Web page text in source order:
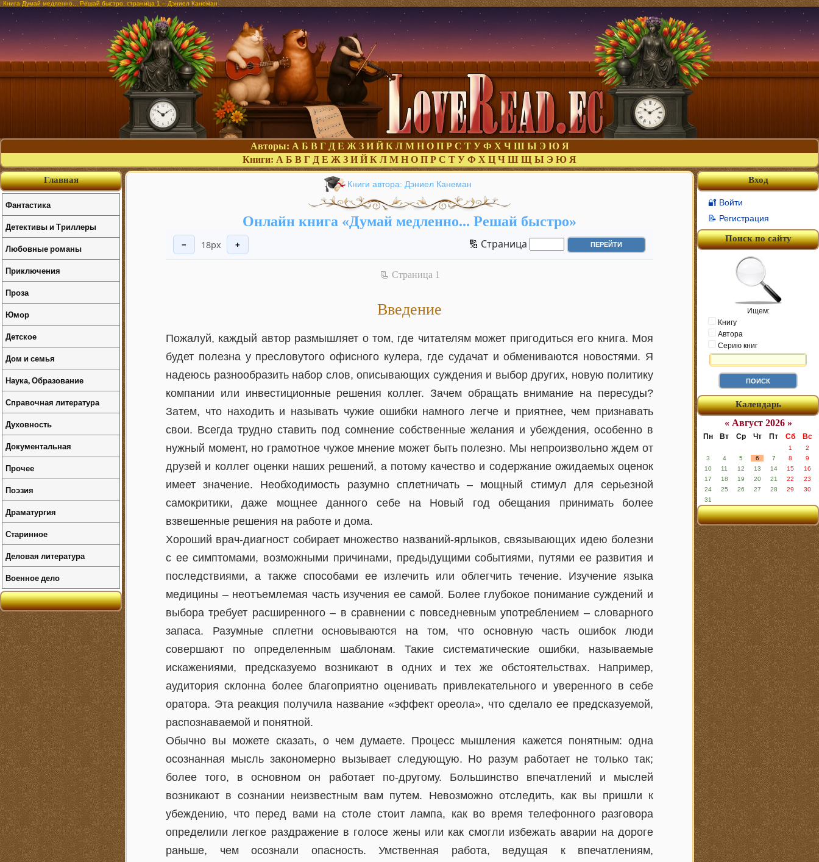
Книга Думай медленно... Решай быстро, страница 1 – Дэниел Канеман
Авторы: А Б В Г Д Е Ж З И Й К Л М Н О П Р С Т У Ф Х Ч Ш Ы Э Ю Я
Книги: А Б В Г Д Е Ж З И Й К Л М Н О П Р С Т У Ф Х Ц Ч Ш Щ Ы Э Ю Я
Книги автора: Дэниел Канеман
Онлайн книга «Думай медленно... Решай быстро»
− 18px + 🔢 Страница
📃 Cтраница 1
Введение
Пожалуй, каждый автор размышляет о том, где читателям может пригодиться его книга. Моя
будет полезна у пресловутого офисного кулера, где судачат и обмениваются новостями. Я
надеюсь разнообразить набор слов, описывающих суждения и выбор других, новую политику
компании или инвестиционные решения коллег. Зачем обращать внимание на пересуды?
Затем, что находить и называть чужие ошибки намного легче и приятнее, чем признавать
свои. Всегда трудно ставить под сомнение собственные желания и убеждения, особенно в
нужный момент, но грамотное чужое мнение может быть полезно. Мы непроизвольно ждем от
друзей и коллег оценки наших решений, а потому качество и содержание ожидаемых оценок
имеет значение. Необходимость разумно сплетничать – мощный стимул для серьезной
самокритики, даже мощнее данного себе на Новый год обещания принимать более
взвешенные решения на работе и дома.
Хороший врач-диагност собирает множество названий-ярлыков, связывающих идею болезни
с ее симптомами, возможными причинами, предыдущими событиями, путями ее развития и
последствиями, а также способами ее излечить или облегчить течение. Изучение языка
медицины – неотъемлемая часть изучения ее самой. Более глубокое понимание суждений и
выбора требует расширенного – в сравнении с повседневным употреблением – словарного
запаса. Разумные сплетни основываются на том, что основную часть ошибок люди
совершают по определенным шаблонам. Такие систематические ошибки, называемые
искажениями, предсказуемо возникают в одних и тех же обстоятельствах. Например,
аудитория склонна более благоприятно оценивать привлекательного и уверенного в себе
оратора. Эта реакция получила название «эффект ореола», что сделало ее предсказуемой,
распознаваемой и понятной.
Обычно вы можете сказать, о чем думаете. Процесс мышления кажется понятным: одна
осознанная мысль закономерно вызывает следующую. Но разум работает не только так;
более того, в основном он работает по-другому. Большинство впечатлений и мыслей
возникают в сознании неизвестным вам путем. Невозможно отследить, как вы пришли к
убеждению, что перед вами на столе стоит лампа, как во время телефонного разговора
определили легкое раздражение в голосе жены или как смогли избежать аварии на дороге
раньше, чем осознали опасность. Умственная работа, ведущая к впечатлениям,
Вход
🔐 Войти
📝 Регистрация
Поиск по сайту
Ищем:
Книгу
Автора
Серию книг
Календарь
« Август 2026 »
Пн Вт Ср Чт Пт Сб Вс
1
2
3
4 5 6 7 8
9
10
11 12 13 14 15
16
17
18 19 20 21 22
23
24
25 26 27 28 29
30
31
Главная
Фантастика
Детективы и Триллеры
Любовные романы
Приключения
Проза
Юмор
Детское
Дом и семья
Наука, Образование
Справочная литература
Духовность
Документальная
Прочее
Поэзия
Драматургия
Старинное
Деловая литература
Военное дело